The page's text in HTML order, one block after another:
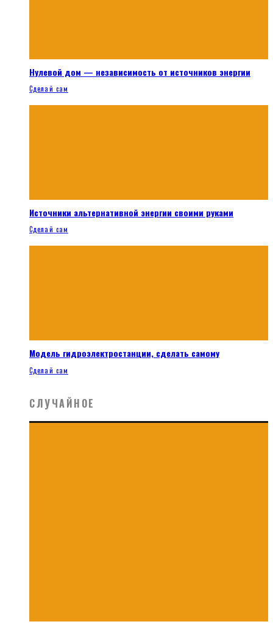
Нулевой дом — независимость от источников энергии
Сделай сам
Источники альтернативной энергии своими руками
Сделай сам
Модель гидроэлектростанции, сделать самому
Сделай сам
СЛУЧАЙНОЕ